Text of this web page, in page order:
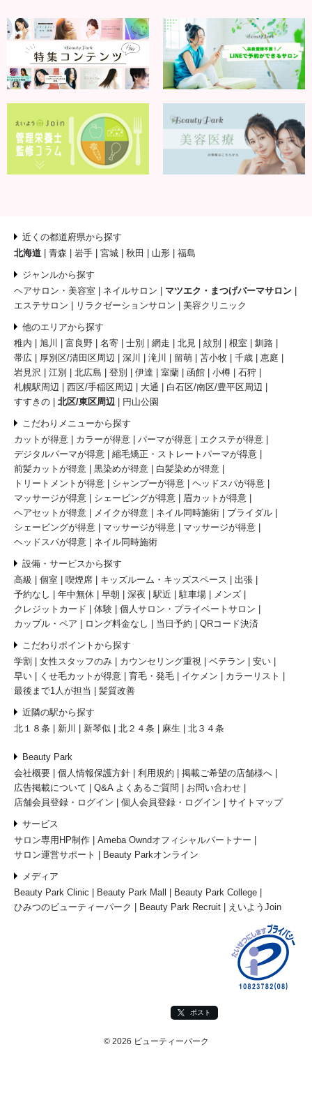
近くの都道府県から探す
北海道
青森 岩手 宮城 秋田 山形 福島
ジャンルから探す
ヘアサロン・美容室
ネイルサロン
マツエク・まつげパーマサロン
エステサロン
リラクゼーションサロン 美容クリニック
他のエリアから探す
稚内
旭川 富良野 名寄 士別 網走 北見 紋別 根室
釧路
帯広
厚別区/清田区周辺 深川 滝川 留萌 苫小牧 千歳
恵庭
岩見沢
江別 北広島 登別 伊達 室蘭 函館 小樽
石狩
札幌駅周辺
西区/手稲区周辺 大通
白石区/南区/豊平区周辺
すすきの
北区/東区周辺 円山公園
こだわりメニューから探す
カットが得意
カラーが得意 パーマが得意
エクステが得意
デジタルパーマが得意
縮毛矯正・ストレートパーマが得意
前髪カットが得意
黒染めが得意
白髪染めが得意
トリートメントが得意
シャンプーが得意
ヘッドスパが得意
マッサージが得意
シェービングが得意
眉カットが得意
ヘアセットが得意
メイクが得意 ネイル同時施術
ブライダル
シェービングが得意
マッサージが得意
マッサージが得意
ヘッドスパが得意
ネイル同時施術
設備・サービスから探す
高級
個室 喫煙席 キッズルーム・キッズスペース
出張
予約なし
年中無休 早朝 深夜 駅近 駐車場
メンズ
クレジットカード
体験
個人サロン・プライベートサロン
カップル・ペア
ロング料金なし 当日予約 QRコード決済
こだわりポイントから探す
学割
女性スタッフのみ カウンセリング重視 ベテラン
安い
早い
くせ毛カットが得意 育毛・発毛 イケメン
カラーリスト
最後まで1人が担当
髪質改善
近隣の駅から探す
北１８条
新川 新琴似 北２４条 麻生 北３４条
Beauty Park
会社概要
個人情報保護方針 利用規約
掲載ご希望の店舗様へ
広告掲載について
Q&A よくあるご質問
お問い合わせ
店舗会員登録・ログイン
個人会員登録・ログイン サイトマップ
サービス
サロン専用HP制作
Ameba Owndオフィシャルパートナー
サロン運営サポート
Beauty Parkオンライン
メディア
Beauty Park Clinic
Beauty Park Mall
Beauty Park College
ひみつのビューティーパーク
Beauty Park Recruit えいようJoin
ポスト
© 2026 ビューティーパーク